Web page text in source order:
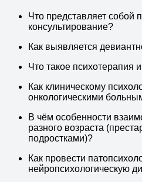
Что представляет собой
консультирование?
Как выявляется
Что такое психотерапия
Как клиническому
онкологическими
В чём особенности
разного возраста
подростками)?
Как провести
нейропсихологическую